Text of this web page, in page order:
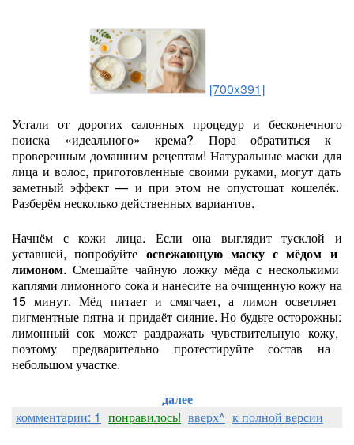
[700x391]
Устали от дорогих салонных процедур и бесконечного
поиска «идеального» крема? Пораобратиться к
проверенным домашним рецептам! Натуральные маски для
лица и волос, приготовленные своими руками, могут дать
заметный эффект — и при этом не опустошаткошелёк.
Разберёмнесколькодейственныхвариантов.
Начнём скожи лица. Если она выглядиттусклой и
уставшей, попробуйте освежающуюмаскус мёдом и
лимоном. Смешайте чайнуюложку мёдас несколькими
каплями лимонного сокаи нанесите наочищеннуюкожу на
15 минут. Мёд питаети смягчает, а лимон осветляет
пигментные пятнаи придаётсияние. Но будьте осторожны:
лимонный сок можетраздражать чувствительную кожу,
поэтому предварительнопротестируйтесостав на
небольшомучастке.
далее
комментарии: 1 понравилось! вверх^ к полной версии